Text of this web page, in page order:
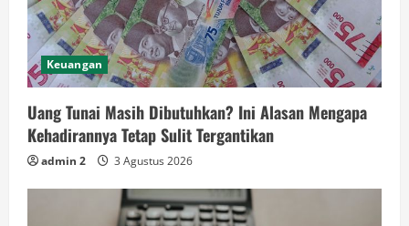
Keuangan
Uang Tunai Masih Dibutuhkan? Ini Alasan Mengapa
Kehadirannya Tetap Sulit Tergantikan
admin 2 3 Agustus 2026